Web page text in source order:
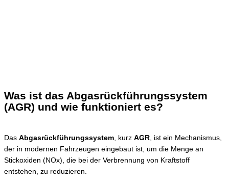
Was ist das Abgasrückführungssystem
(AGR) und wie funktioniert es?
Das Abgasrückführungssystem, kurz AGR, ist ein Mechanismus,
der in modernen Fahrzeugen eingebaut ist, um die Menge an
Stickoxiden (NOx), die bei der Verbrennung von Kraftstoff
entstehen, zu reduzieren.